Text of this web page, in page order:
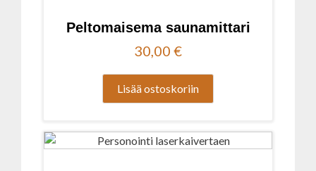
Peltomaisema saunamittari
30,00 €
Lisää ostoskoriin